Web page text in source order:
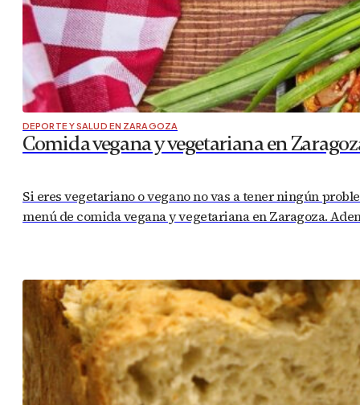
DEPORTE Y SALUD EN ZARAGOZA
Comida vegana y vegetariana en
Si eres vegetariano o vegano no vas a tener ningún
menú de comida vegana y vegetariana en Zaragoza.